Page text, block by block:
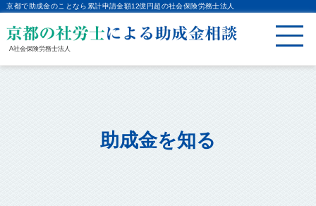
京都で助成金のことなら累計申請金額12億円超の社会保険労務士法人
A社会保険労務士法人
助成金を知る